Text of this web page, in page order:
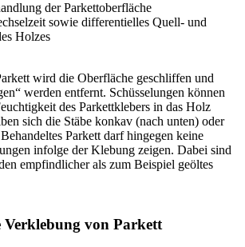
der Parkettoberfläche
sowie differentielles Quell- und
Holzes
wird die Oberfläche geschliffen und
werden entfernt. Schüsselungen können
des Parkettklebers in das Holz
sich die Stäbe konkav (nach unten) oder
Parkett darf hingegen keine
infolge der Klebung zeigen. Dabei sind
empfindlicher als zum Beispiel geöltes
Verklebung von Parkett